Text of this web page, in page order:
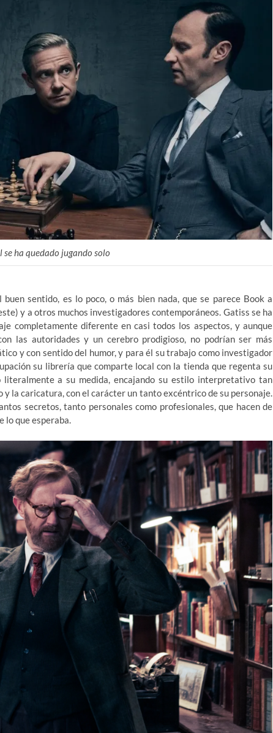
se ha quedado jugando solo
sentido, es lo poco, o más bien nada, que se parece Book a
y a otros muchos investigadores contemporáneos. Gatiss se ha
completamente diferente en casi todos los aspectos, y aunque
las autoridades y un cerebro prodigioso, no podrían ser más
y con sentido del humor, y para él su trabajo como investigador
su librería que comparte local con la tienda que regenta su
a su medida, encajando su estilo interpretativo tan
la caricatura, con el carácter un tanto excéntrico de su personaje.
secretos, tanto personales como profesionales, que hacen de
lo que esperaba.